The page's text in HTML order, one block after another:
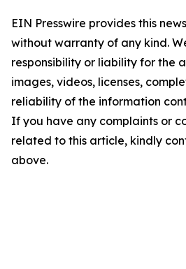
EIN Presswire provides this
without warranty of any kind.
responsibility or liability for the
images, videos, licenses,
reliability of the information
If you have any complaints or
related to this article, kindly
above.